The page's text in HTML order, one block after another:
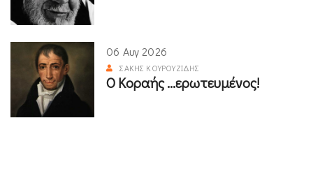
06 Αυγ 2026
ΣΆΚΗΣ ΚΟΥΡΟΥΖΊΔΗΣ
Ο Κοραής ...ερωτευμένος!